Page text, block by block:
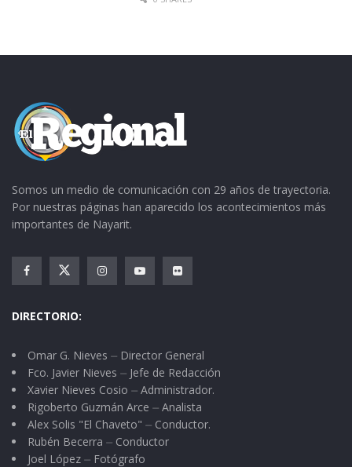
celebraciones del Día del Estudiante y
obviamente la ceremonia de graduación, en
junio de 1972,
Tags: secundaria Revolución
Somos un medio de comunicación con 29 años de trayectoria.
Por nuestras páginas han aparecido los acontecimientos más
importantes de Nayarit.
DIRECTORIO:
Omar G. Nieves ⏤ Director General
Fco. Javier Nieves ⏤ Jefe de Redacción
Xavier Nieves Cosio ⏤ Administrador.
Rigoberto Guzmán Arce ⏤ Analista
Alex Solis "El Chaveto" ⏤ Conductor.
Rubén Becerra ⏤ Conductor
Joel López ⏤ Fotógrafo